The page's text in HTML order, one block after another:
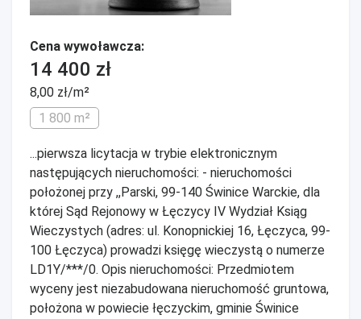
Cena wywoławcza:
14 400 zł
8,00 zł/m²
1 800 m²
...pierwsza licytacja w trybie elektronicznym
następujących nieruchomości: - nieruchomości
położonej przy ,,Parski, 99-140 Świnice Warckie, dla
której Sąd Rejonowy w Łęczycy IV Wydział Ksiąg
Wieczystych (adres: ul. Konopnickiej 16, Łęczyca, 99-
100 Łęczyca) prowadzi księgę wieczystą o numerze
LD1Y/***/0. Opis nieruchomości: Przedmiotem
wyceny jest niezabudowana nieruchomość gruntowa,
położona w powiecie łęczyckim, gminie Świnice